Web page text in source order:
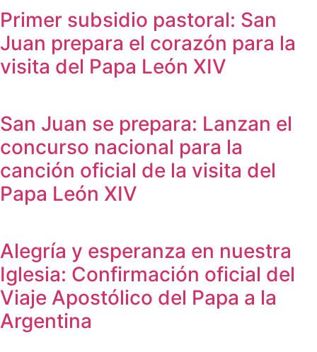
Primer subsidio pastoral: San
Juan prepara el corazón para la
visita del Papa León XIV
San Juan se prepara: Lanzan el
concurso nacional para la
canción oficial de la visita del
Papa León XIV
Alegría y esperanza en nuestra
Iglesia: Confirmación oficial del
Viaje Apostólico del Papa a la
Argentina